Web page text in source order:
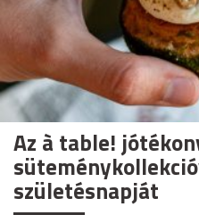
Az à table!
születésnapját